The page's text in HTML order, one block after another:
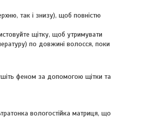
так і знизу), щоб повністю
щітку, щоб утримувати
по довжині волосся, поки
феном за допомогою щітки та
вологостійка матриця, що